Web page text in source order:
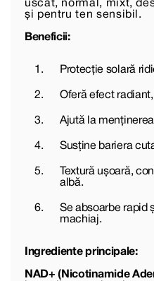
uscat, normal, mixt,
și pentru ten sensibil.
Beneficii:
Protecție solară
Oferă efect
Ajută la
Susține bariera
Textură ușoară,
albă.
Se absoarbe rapid
machiaj.
Ingrediente principale:
NAD+ (Nicotinamide